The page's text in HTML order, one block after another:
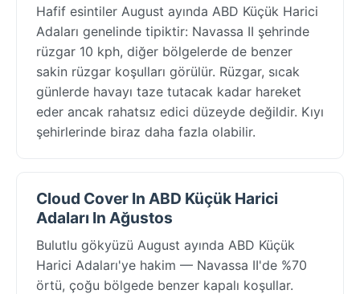
Hafif esintiler August ayında ABD Küçük Harici
Adaları genelinde tipiktir: Navassa II şehrinde
rüzgar 10 kph, diğer bölgelerde de benzer
sakin rüzgar koşulları görülür. Rüzgar, sıcak
günlerde havayı taze tutacak kadar hareket
eder ancak rahatsız edici düzeyde değildir. Kıyı
şehirlerinde biraz daha fazla olabilir.
Cloud Cover In ABD Küçük Harici
Adaları In Ağustos
Bulutlu gökyüzü August ayında ABD Küçük
Harici Adaları'ye hakim — Navassa II'de %70
örtü, çoğu bölgede benzer kapalı koşullar.